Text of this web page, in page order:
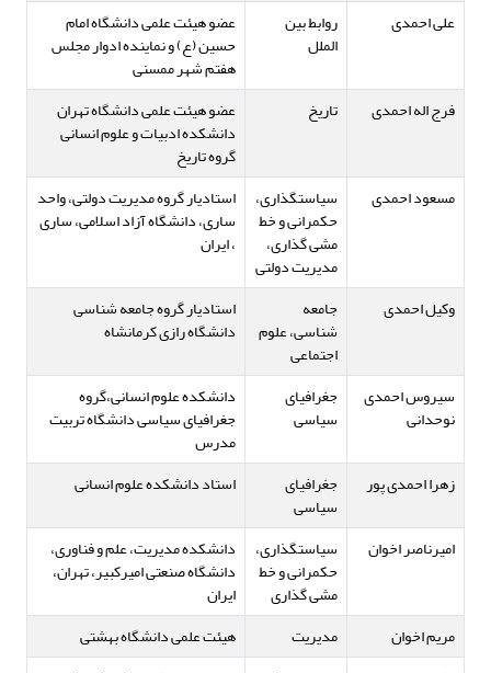
علی احمدی
روابط بین
الملل
عضو هیئت علمی دانشگاه امام
حسین (ع) و نماینده ادوار مجلس
هفتم شهر ممسنی
فرج اله احمدی
تاریخ عضو هیئت علمی دانشگاه تهران
دانشکده ادبیات و علوم انسانی
گروه تاریخ
مسعود احمدی
سیاستگذاری،
حکمرانی و خط
مشی گذاری،
مدیریت دولتی
استادیار گروه مدیریت دولتی، واحد
ساری، دانشگاه آزاد اسلامی، ساری
، ایران
وکیل احمدی جامعه
شناسی، علوم
اجتماعی
استادیار گروه جامعه شناسی
دانشگاه رازی کرمانشاه
سیروس احمدی
نوحدانی
جغرافیای
سیاسی
دانشکده علوم انسانی،گروه
جغرافیای سیاسی دانشگاه تربیت
مدرس
زهرا احمدی پور
جغرافیای
سیاسی
استاد دانشکده علوم انسانی
امیرناصر اخوان سیاستگذاری،
حکمرانی و خط
مشی گذاری
دانشکده مدیریت، علم و فناوری،
دانشگاه صنعتی امیرکبیر، تهران،
ایران
مریم اخوان
مدیریت
هیئت علمی دانشگاه بهشتی